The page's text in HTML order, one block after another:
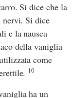
Si dice che la
nervi. Si dice
e la nausea
della vaniglia
come
10
ha un